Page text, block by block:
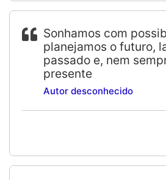
Sonhamos com
planejamos o futuro,
passado e, nem
presente
Autor desconhecido